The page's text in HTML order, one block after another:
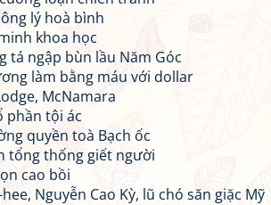
lý hoà bình
khoa học
tá ngập bùn lầu Năm Góc
làm bằng máu với dollar
McNamara
phần tội ác
quyền toà Bạch ốc
tổng thống giết người
cao bồi
Nguyễn Cao Kỳ, lũ chó săn giặc Mỹ